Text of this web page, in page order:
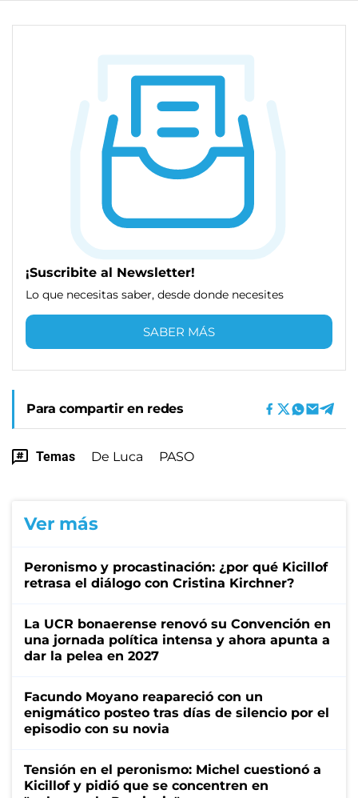
¡Suscribite al Newsletter!
Lo que necesitas saber, desde donde necesites
SABER MÁS
Para compartir en redes
Temas De Luca PASO
Ver más
Peronismo y procastinación: ¿por qué Kicillof
retrasa el diálogo con Cristina Kirchner?
La UCR bonaerense renovó su Convención en
una jornada política intensa y ahora apunta a
dar la pelea en 2027
Facundo Moyano reapareció con un
enigmático posteo tras días de silencio por el
episodio con su novia
Tensión en el peronismo: Michel cuestionó a
Kicillof y pidió que se concentren en